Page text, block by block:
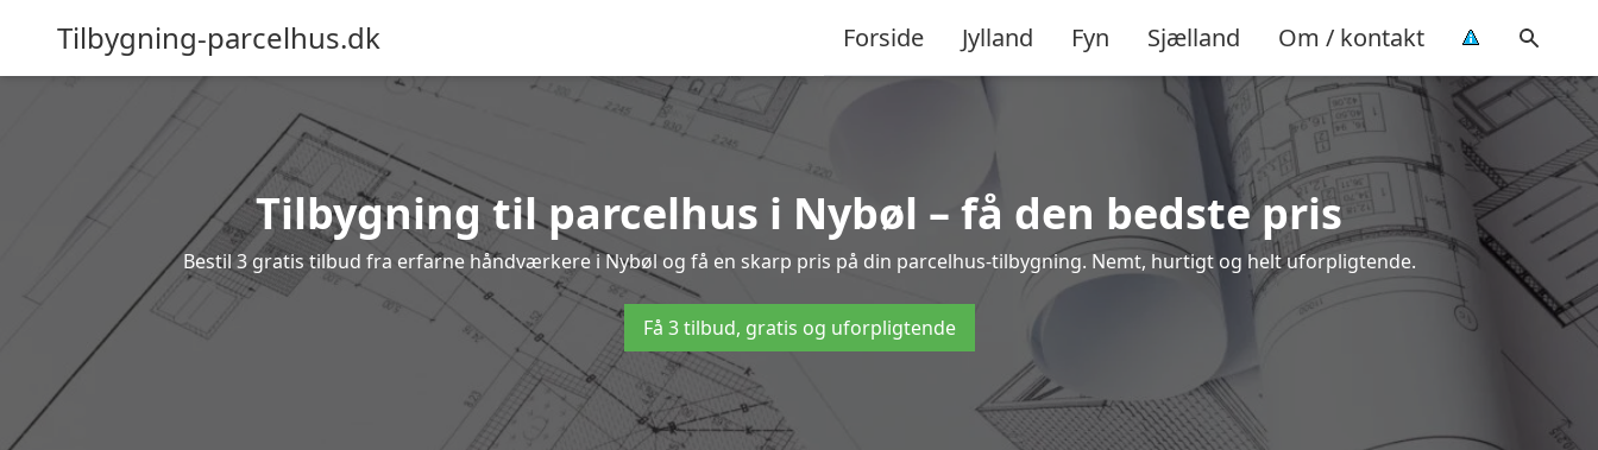
Tilbygning-parcelhus.dk Forside Jylland Fyn Sjælland Om / kontakt
Tilbygning til parcelhus i Nybøl – få den bedste pris
Bestil 3 gratis tilbud fra erfarne håndværkere i Nybøl og få en skarp pris på din parcelhus-tilbygning. Nemt, hurtigt og helt uforpligtende.
Få 3 tilbud, gratis og uforpligtende